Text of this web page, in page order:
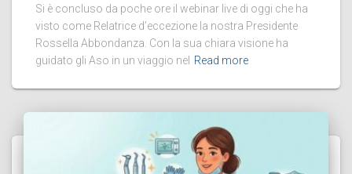
Si è concluso da poche ore il webinar live di oggi che ha
visto come Relatrice d’eccezione la nostra Presidente
Rossella Abbondanza. Con la sua chiara visione ha
guidato gli Aso in un viaggio nel Read more